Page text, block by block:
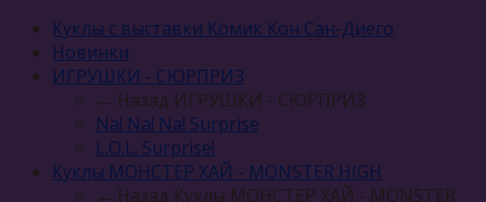
Куклы с выставки Комик Кон Сан-Диего
Новинки
ИГРУШКИ - СЮРПРИЗ
← Назад ИГРУШКИ - СЮРПРИЗ
Na! Na! Na! Surprise
L.O.L. Surprise!
Куклы МОНСТЕР ХАЙ - MONSTER HIGH
← Назад Куклы МОНСТЕР ХАЙ - MONSTER